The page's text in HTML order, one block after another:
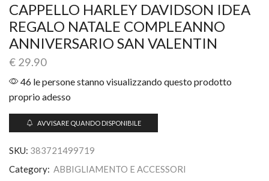
CAPPELLO HARLEY DAVIDSON IDEA
REGALO NATALE COMPLEANNO
ANNIVERSARIO SAN VALENTIN
€ 29.90
46 le persone stanno visualizzando questo prodotto
proprio adesso
AVVISARE QUANDO DISPONIBILE
SKU: 383721499719
Category: ABBIGLIAMENTO E ACCESSORI